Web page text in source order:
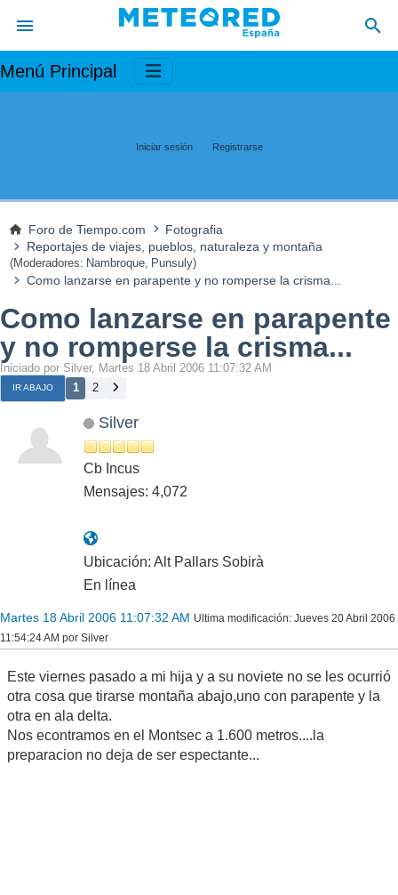
Menú Principal
Iniciar sesión Registrarse
Foro de Tiempo.com
Fotografia
Reportajes de viajes, pueblos, naturaleza y montaña
(Moderadores: Nambroque, Punsuly)
Como lanzarse en parapente y no romperse la crisma...
Como lanzarse en parapente
y no romperse la crisma...
Iniciado por Silver, Martes 18 Abril 2006 11:07:32 AM
IR ABAJO 1 2
Silver
Cb Incus
Mensajes: 4,072
Ubicación: Alt Pallars Sobirà
En línea
Martes 18 Abril 2006 11:07:32 AM Ultima modificación: Jueves 20 Abril 2006
11:54:24 AM por Silver
Este viernes pasado a mi hija y a su noviete no se les ocurrió
otra cosa que tirarse montaña abajo,uno con parapente y la
otra en ala delta.
Nos econtramos en el Montsec a 1.600 metros....la
preparacion no deja de ser espectante...